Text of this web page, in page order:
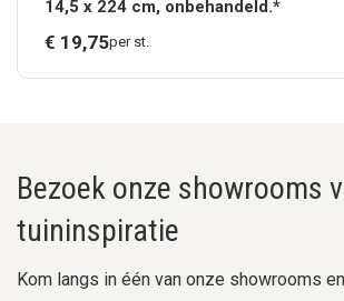
14,5 x 224 cm, onbehandeld.*
€ 19,75per st.
Bezoek onze showrooms
tuininspiratie
Kom langs in één van onze showrooms